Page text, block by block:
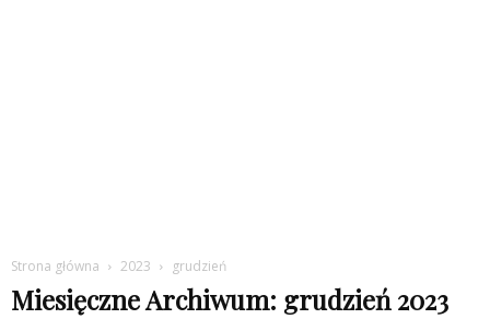
Strona główna 2023 grudzień
Miesięczne Archiwum: grudzień 2023